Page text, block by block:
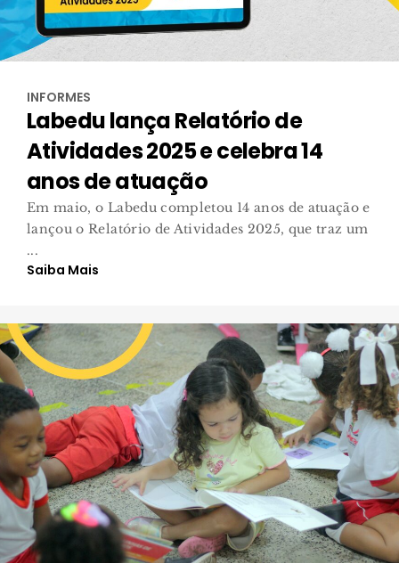
INFORMES
Labedu lança Relatório de
Atividades 2025 e celebra 14
anos de atuação
Em maio, o Labedu completou 14 anos de atuação e
lançou o Relatório de Atividades 2025, que traz um
...
Saiba Mais